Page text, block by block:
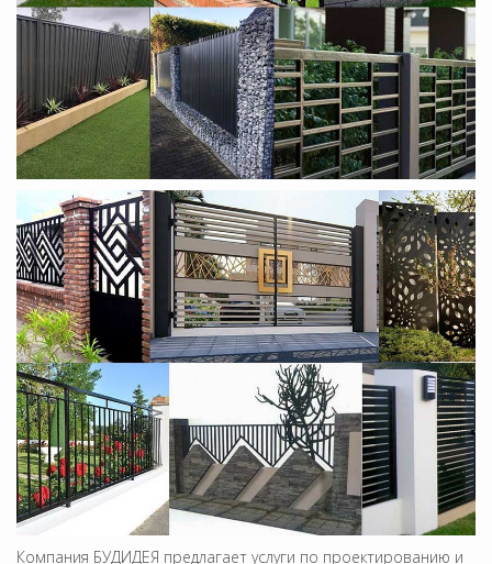
Компания БУДИДЕЯ предлагает услуги по проектированию и